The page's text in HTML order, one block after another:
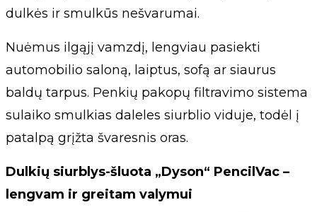
dulkės ir smulkūs nešvarumai.
Nuėmus ilgąjį vamzdį, lengviau pasiekti
automobilio saloną, laiptus, sofą ar siaurus
baldų tarpus. Penkių pakopų filtravimo sistema
sulaiko smulkias daleles siurblio viduje, todėl į
patalpą grįžta švaresnis oras.
Dulkių siurblys-šluota „Dyson“ PencilVac –
lengvam ir greitam valymui